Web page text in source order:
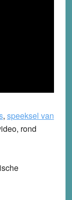
, speeksel van
rond